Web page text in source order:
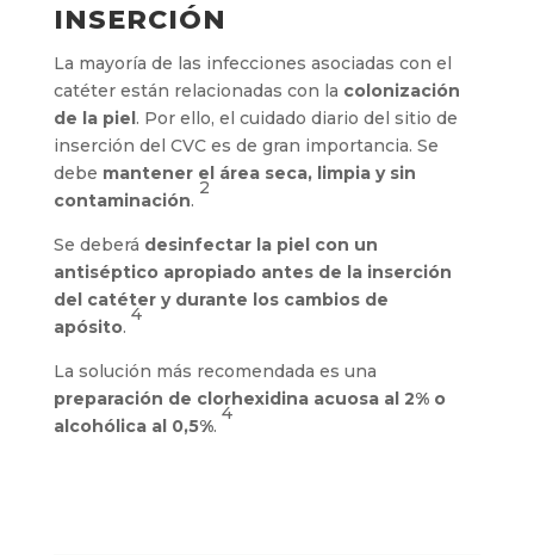
INSERCIÓN
La mayoría de las infecciones asociadas con el
catéter están relacionadas con la colonización
de la piel. Por ello, el cuidado diario del sitio de
inserción del CVC es de gran importancia. Se
debe mantener el área seca, limpia y sin
contaminación.
2
Se deberá desinfectar la piel con un
antiséptico apropiado antes de la inserción
del catéter y durante los cambios de
apósito.
4
La solución más recomendada es una
preparación de clorhexidina acuosa al 2% o
alcohólica al 0,5%.
4